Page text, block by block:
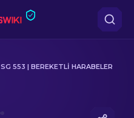
SG 553 | BEREKETLI HARABELER